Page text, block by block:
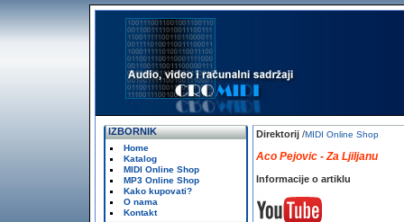
IZBORNIK
Home
Katalog
MIDI Online Shop
MP3 Online Shop
Kako kupovati?
O nama
Kontakt
Direktorij /MIDI Online Shop
Aco Pejovic - Za Ljiljanu
Informacije o artiklu